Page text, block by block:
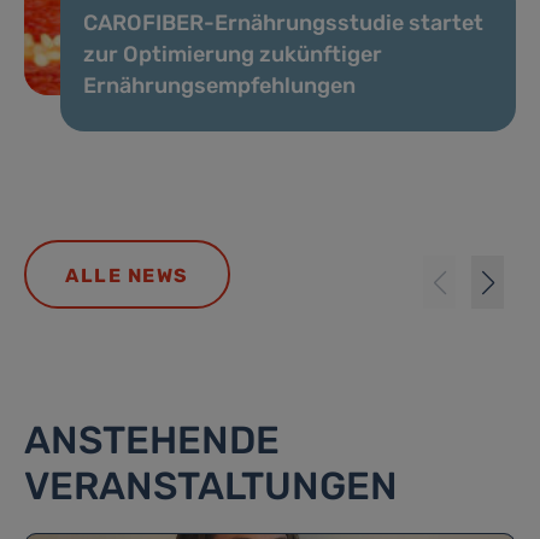
CAROFIBER-Ernährungsstudie startet
zur Optimierung zukünftiger
Ernährungsempfehlungen
ALLE NEWS
ANSTEHENDE
VERANSTALTUNGEN